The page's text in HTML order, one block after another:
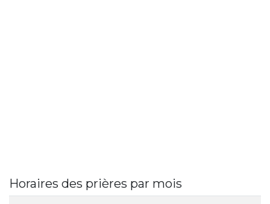
Horaires des prières par mois